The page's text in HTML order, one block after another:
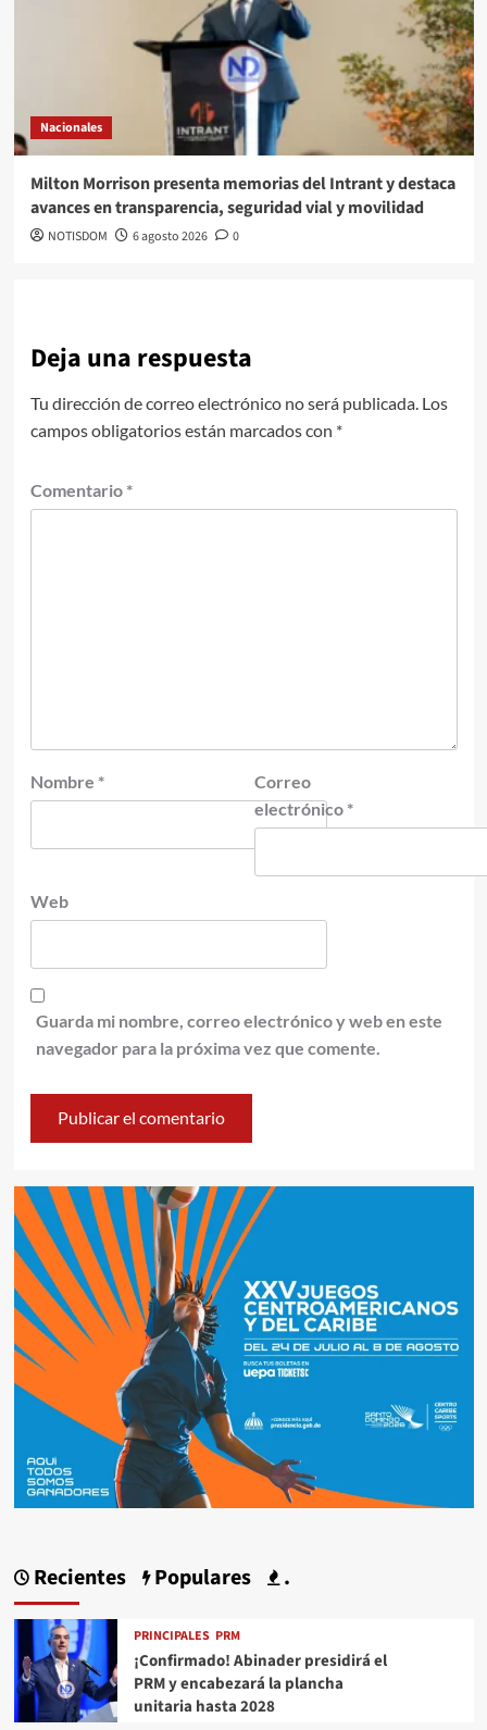
Nacionales
Milton Morrison presenta memorias del Intrant y destaca
avances en transparencia, seguridad vial y movilidad
NOTISDOM 6 agosto 2026 0
Deja una respuesta
Tu dirección de correo electrónico no será publicada. Los
campos obligatorios están marcados con *
Comentario *
Nombre *
Correo
electrónico *
Web
Guarda mi nombre, correo electrónico y web en este
navegador para la próxima vez que comente.
Recientes Populares .
PRINCIPALES PRM
¡Confirmado! Abinader presidirá el
PRM y encabezará la plancha
unitaria hasta 2028